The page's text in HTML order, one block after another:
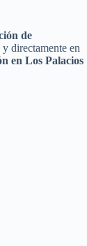
de
directamente en
en Los Palacios